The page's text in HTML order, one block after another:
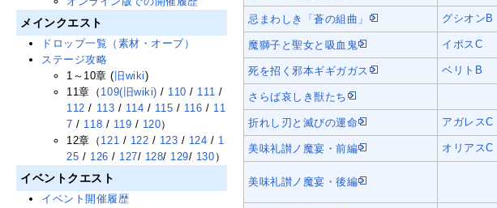
忌まわしき「蒼の組曲」 グシオンB
魔獅子と聖女と吸血鬼 イポスC
死を招く邪本ギギガガス ベリトB
さらば哀しき獣たち
折れし刃と滅びの運命 アガレスC
美味礼讃ノ魔宴・前編 オリアスC
美味礼讃ノ魔宴・後編
メインクエスト
ドロップ一覧（素材・オーブ）
ステージ攻略
1～10章 ( 旧wiki)
11章（ 109(旧wiki) / 110 / 111 /
112 / 113 / 114 / 115 / 116 / 11
7 / 118 / 119 / 120）
12章（ 121 / 122 / 123 / 124 / 1
25 / 126 / 127/ 128/ 129/ 130 ）
イベントクエスト
イベント開催履歴